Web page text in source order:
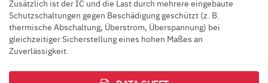
Zusätzlich ist der IC und die Last durch mehrere eingebaute
Schutzschaltungen gegen Beschädigung geschützt (z. B.
thermische Abschaltung, Überstrom, Überspannung) bei
gleichzeitiger Sicherstellung eines hohen Maßes an
Zuverlässigkeit.